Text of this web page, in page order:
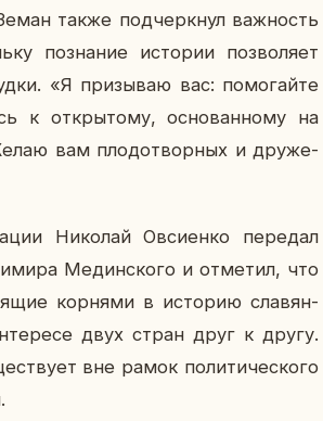
также под­черк­нул важ­ность
по­зна­ние ис­то­рии поз­во­ля­ет
«Я при­зы­ваю вас: по­мо­гай­те
к от­кры­то­му, ос­но­ван­но­му на
вам пло­до­твор­ных и дру­же­
Ни­ко­лай Ов­си­ен­ко пе­ре­дал
Медин­ско­го и от­ме­тил, что
кор­ня­ми в ис­то­рию сла­вян­
двух стран друг к другу.
вне рамок по­ли­ти­че­ско­го